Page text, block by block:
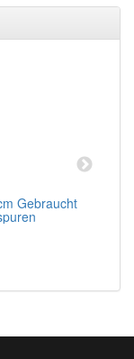
Gebraucht